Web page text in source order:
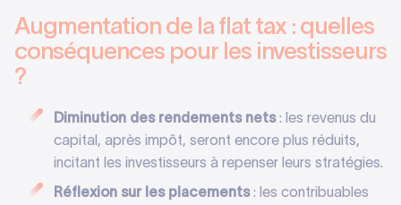
Augmentation de la flat tax : quelles
conséquences pour les investisseurs
?
Diminution des rendements nets: les revenus du
capital, après impôt, seront encore plus réduits,
incitant les investisseurs à repenser leurs stratégies.
Réflexion sur les placements: les contribuables